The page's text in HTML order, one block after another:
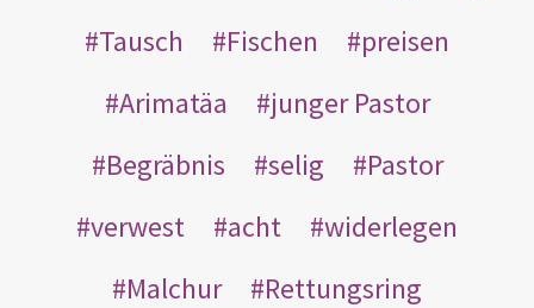
Tausch
Fischen
preisen
Arimatäa
junger Pastor
Begräbnis
selig
Pastor
verwest
acht
widerlegen
Malchur
Rettungsring